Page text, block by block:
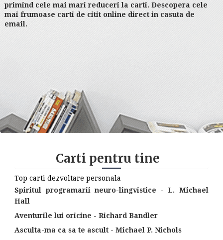
primind cele mai mari reduceri la carti. Descopera cele
mai frumoase carti de citit online direct in casuta de
email.
Carti pentru tine
Top carti dezvoltare personala
Spiritul programarii neuro-lingvistice - L. Michael
Hall
Aventurile lui oricine - Richard Bandler
Asculta-ma ca sa te ascult - Michael P. Nichols